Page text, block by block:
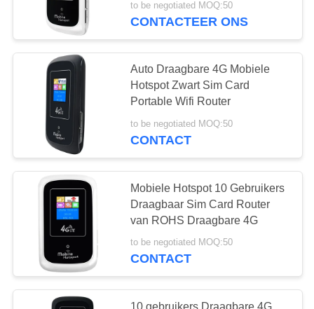
WiFi 6 Gigabit-
Router
de Industriële
Router van 4G LTE
61
to be negotiated MOQ:50
CONTACTEER ONS
Auto Draagbare 4G Mobiele
Hotspot Zwart Sim Card
Portable Wifi Router
to be negotiated MOQ:50
CONTACT
Mobiele Hotspot 10 Gebruikers
Draagbaar Sim Card Router
van ROHS Draagbare 4G
to be negotiated MOQ:50
CONTACT
10 gebruikers Draagbare 4G